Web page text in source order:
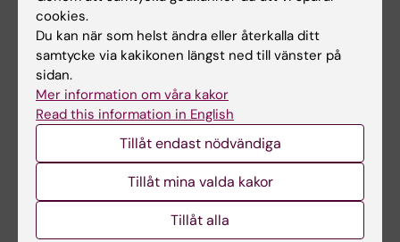
omfattar 40 timmar/vecka (heltidsstudier)
varav 32 timmar/vecka är förlagd i
verksamheten. Dag- kvälls- samt helgpass
kan förekomma. Student har ej rätt att
komprimera den verksamhetsförlagda
utbildningen. Studenten följer handledarens
schema om inget annat anges.
Deltagande i seminarier, grupparbeten,
färdighetsträning och VFU är obligatoriskt.
cookies.
Du kan när som helst ändra eller återkalla ditt
samtycke via kakikonen längst ned till vänster på
sidan.
Mer information om våra kakor
Read this information in English
Tillåt endast nödvändiga
Tillåt mina valda kakor
Tillåt alla